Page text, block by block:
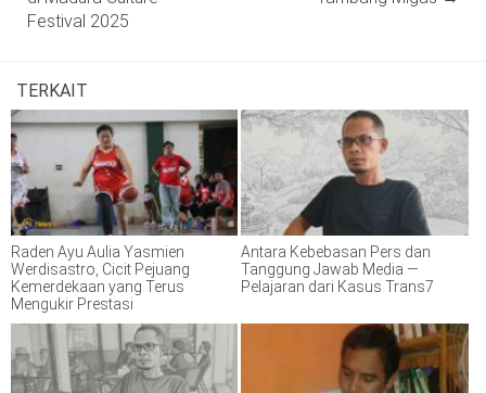
Festival 2025
TERKAIT
Raden Ayu Aulia Yasmien
Werdisastro, Cicit Pejuang
Kemerdekaan yang Terus
Mengukir Prestasi
Antara Kebebasan Pers dan
Tanggung Jawab Media —
Pelajaran dari Kasus Trans7